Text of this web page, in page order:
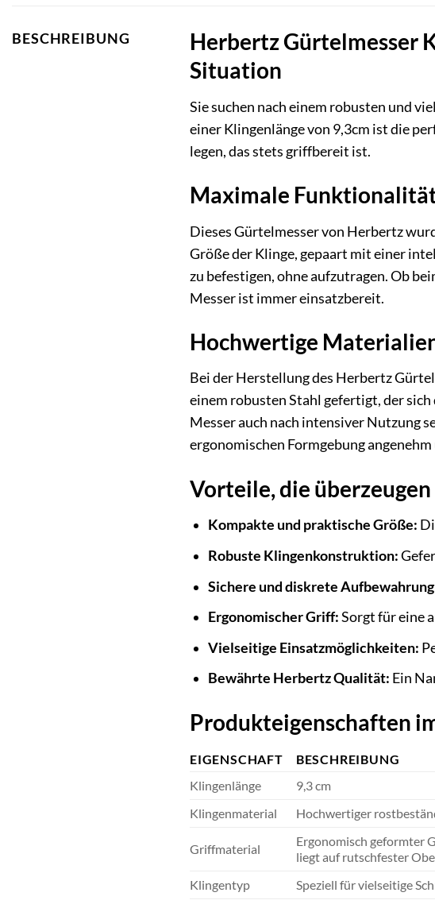
BESCHREIBUNG
Herbertz Gürtelmesser
Situation
Sie suchen nach einem robusten und
einer Klingenlänge von 9,3cm ist die
legen, das stets griffbereit ist.
Maximale
Dieses Gürtelmesser von Herbertz
Größe der Klinge, gepaart mit einer
zu befestigen, ohne aufzutragen. Ob
Messer ist immer einsatzbereit.
Hochwertige
Bei der Herstellung des Herbertz
einem robusten Stahl gefertigt, der
Messer auch nach intensiver Nutzung
ergonomischen Formgebung
Vorteile, die überzeugen
Kompakte und praktische Größe:
Robuste Klingenkonstruktion:
Sichere und diskrete
Ergonomischer Griff:Sorgt für eine
Vielseitige Einsatzmöglichkeiten:
Bewährte Herbertz Qualität: Ein
Produkteigenschaften
EIGENSCHAFT
BESCHREIBUNG
Klingenlänge
9,3 cm
Klingenmaterial
Hochwertiger
Griffmaterial
Ergonomisch geformter
liegt auf rutschfester
Klingentyp
Speziell für vielseitige